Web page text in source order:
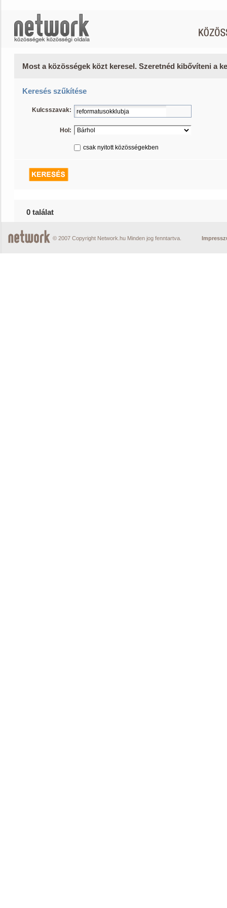
Most a közösségek közt keresel. Szeretnéd kibővíteni a
Keresés szűkítése
Kulcsszavak:
Hol:
csak nyitott közösségekben
0 találat
© 2007 Copyright Network.hu Minden jog fenntartva.